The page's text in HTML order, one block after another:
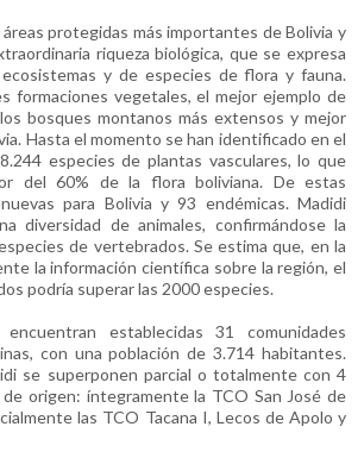
protegidas más importantes de Bolivia y
riqueza biológica, que se expresa
y de especies de flora y fauna.
formaciones vegetales, el mejor ejemplo de
bosques montanos más extensos y mejor
Hasta el momento se han identificado en el
especies de plantas vasculares, lo que
del 60% de la flora boliviana. De estas
para Bolivia y 93 endémicas. Madidi
diversidad de animales, confirmándose la
de vertebrados. Se estima que, en la
la información científica sobre la región, el
podría superar las 2000 especies.
establecidas 31 comunidades
con una población de 3.714 habitantes.
se superponen parcial o totalmente con 4
origen: íntegramente la TCO San José de
las TCO Tacana I, Lecos de Apolo y